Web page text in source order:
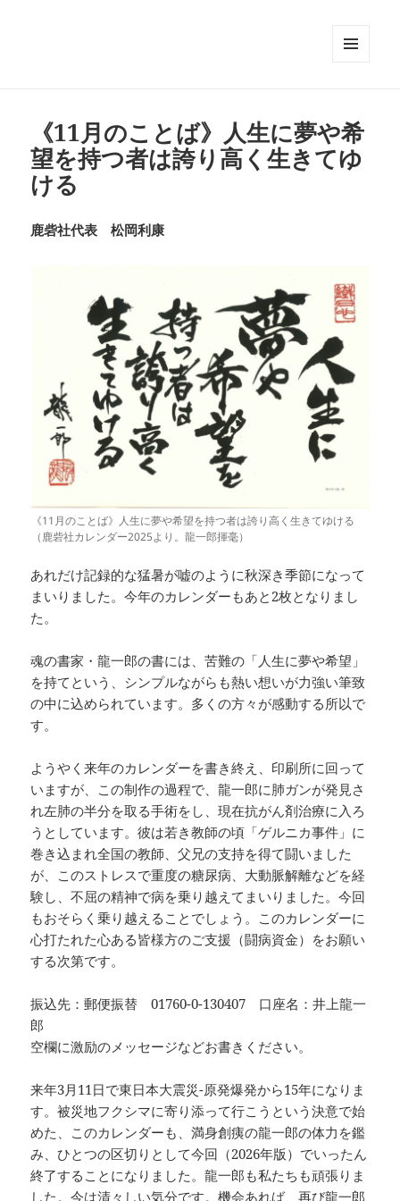
ット
《11月のことば》人生に夢や希
望を持つ者は誇り高く生きてゆ
ける
鹿砦社代表 松岡利康
《11月のことば》人生に夢や希望を持つ者は誇り高く生きてゆける
（鹿砦社カレンダー2025より。龍一郎揮毫）
あれだけ記録的な猛暑が嘘のように秋深き季節になって
まいりました。今年のカレンダーもあと2枚となりまし
た。
魂の書家・龍一郎の書には、苦難の「人生に夢や希望」
を持てという、シンプルながらも熱い想いが力強い筆致
の中に込められています。多くの方々が感動する所以で
す。
ようやく来年のカレンダーを書き終え、印刷所に回って
いますが、この制作の過程で、龍一郎に肺ガンが発見さ
れ左肺の半分を取る手術をし、現在抗がん剤治療に入ろ
うとしています。彼は若き教師の頃「ゲルニカ事件」に
巻き込まれ全国の教師、父兄の支持を得て闘いました
が、このストレスで重度の糖尿病、大動脈解離などを経
験し、不屈の精神で病を乗り越えてまいりました。今回
もおそらく乗り越えることでしょう。このカレンダーに
心打たれた心ある皆様方のご支援（闘病資金）をお願い
する次第です。
振込先：郵便振替 01760-0-130407 口座名：井上龍一
郎
空欄に激励のメッセージなどお書きください。
来年3月11日で東日本大震災-原発爆発から15年になりま
す。被災地フクシマに寄り添って行こうという決意で始
めた、このカレンダーも、満身創痍の龍一郎の体力を鑑
み、ひとつの区切りとして今回（2026年版）でいったん
終了することになりました。龍一郎も私たちも頑張りま
した。今は清々しい気分です。機会あれば、再び龍一郎